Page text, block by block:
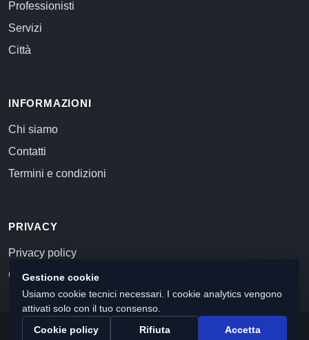
Professionisti
Servizi
Città
INFORMAZIONI
Chi siamo
Contatti
Termini e condizioni
PRIVACY
Privacy policy
Cookie policy
© 2026 Commercialista.com C.F. e P.IVA 12059071006
Gestione cookie
Usiamo cookie tecnici necessari. I cookie analytics vengono
attivati solo con il tuo consenso.
Cookie policy
Rifiuta Accetta